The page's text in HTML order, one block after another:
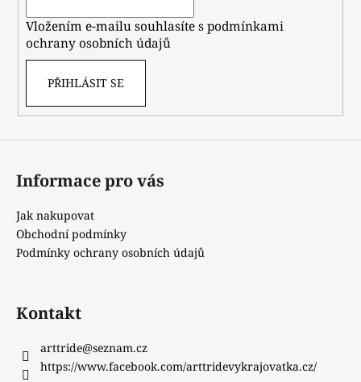
Vložením e-mailu souhlasíte spodmínkami
ochrany osobních údajů
PŘIHLÁSIT SE
Informace pro vás
Jak nakupovat
Obchodní podmínky
Podmínky ochrany osobních údajů
Kontakt
arttride@seznam.cz
https://www.facebook.com/arttridevykrajovatka.cz/